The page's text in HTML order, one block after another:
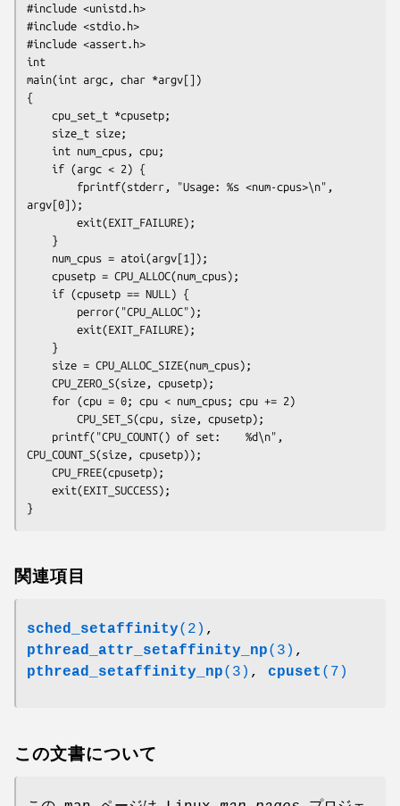
#include <unistd.h>
#include <stdio.h>
#include <assert.h>
int
main(int argc, char *argv[])
{
argv[0]);
CPU_COUNT_S(size, cpusetp));
}
関連項目
sched_setaffinity(2) ,
pthread_attr_setaffinity_np(3) ,
pthread_setaffinity_np(3) , cpuset (7)
この文書について